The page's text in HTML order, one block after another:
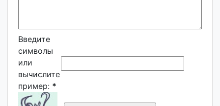
Введите
символы
или
вычислите
пример: *